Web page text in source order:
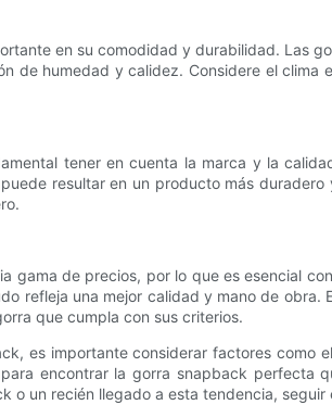
en su comodidad y durabilidad. Las
de humedad y calidez. Considere el
tener en cuenta la marca y la
resultar en un producto más
gama de precios, por lo que es esencial
refleja una mejor calidad y mano de
que cumpla con sus criterios.
es importante considerar factores
encontrar la gorra snapback
o un recién llegado a esta tendencia,